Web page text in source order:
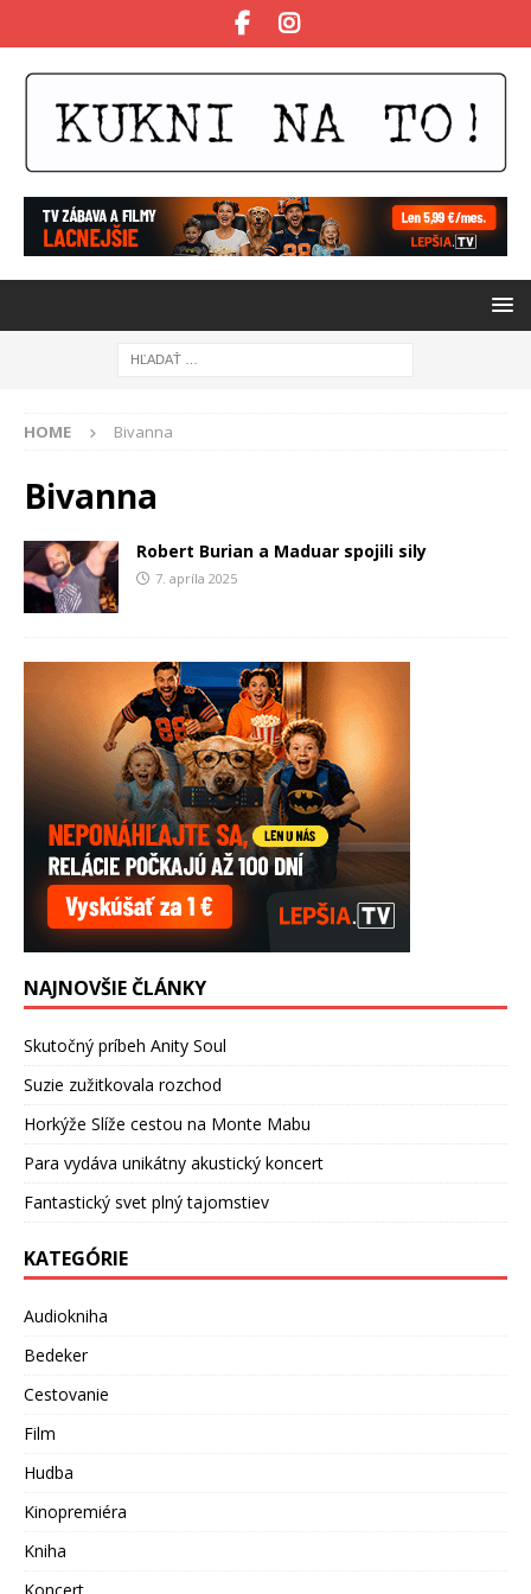
HOME Bivanna
Bivanna
Robert Burian a Maduar spojili sily
7. apríla 2025
NAJNOVŠIE ČLÁNKY
Skutočný príbeh Anity Soul
Suzie zužitkovala rozchod
Horkýže Slíže cestou na Monte Mabu
Para vydáva unikátny akustický koncert
Fantastický svet plný tajomstiev
KATEGÓRIE
Audiokniha
Bedeker
Cestovanie
Film
Hudba
Kinopremiéra
Kniha
Koncert